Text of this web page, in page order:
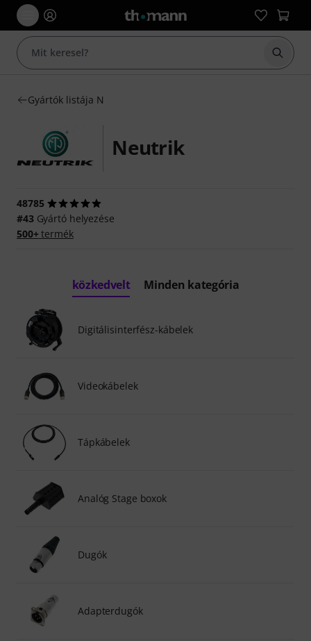
Gyártók listája N
Neutrik
48785
#43Gyártó helyezése
500+termék
közkedvelt Minden kategória
Digitálisinterfész-kábelek
Videokábelek
Tápkábelek
Analóg Stage boxok
Dugók
Adapterdugók